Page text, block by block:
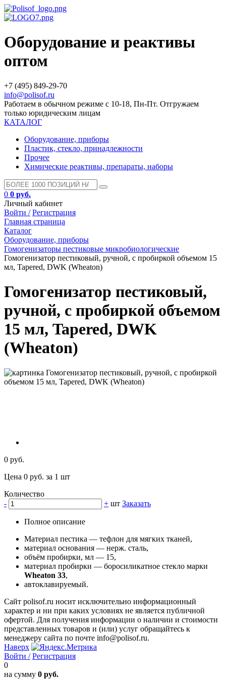
Оборудование и реактивы
оптом
+7 (495) 849-29-70
info@polisof.ru
Работаем в обычном режиме с 10-18, Пн-Пт. Отгружаем
только юридическим лицам
КАТАЛОГ
Оборудование, приборы
Пластик, стекло, принадлежности
Прочее
Химические реактивы, препараты, наборы
0 0 руб.
Личный кабинет
Войти / Регистрация
Главная страница
Каталог
Оборудование, приборы
Гомогенизаторы пестиковые микробиологические
Гомогенизатор пестиковый, ручной, с пробиркой объемом 15
мл, Tapered, DWK (Wheaton)
Гомогенизатор пестиковый,
ручной, с пробиркой объемом
15 мл, Tapered, DWK
(Wheaton)
0 руб.
Цена 0 руб. за 1 шт
Количество
-
+ шт Заказать
Полное описание
Материал пестика — тефлон для мягких тканей,
материал основания — нерж. сталь,
объём пробирки, мл — 15,
материал пробирки — боросиликатное стекло марки
Wheaton 33,
автоклавируемый.
Сайт polisof.ru носит исключительно информационный
характер и ни при каких условиях не является публичной
офертой. Для получения информации о наличии и стоимости
представленных товаров и (или) услуг обращайтесь к
менеджеру сайта по почте info@polisof.ru.
Наверх
Войти / Регистрация
0
на сумму 0 руб.